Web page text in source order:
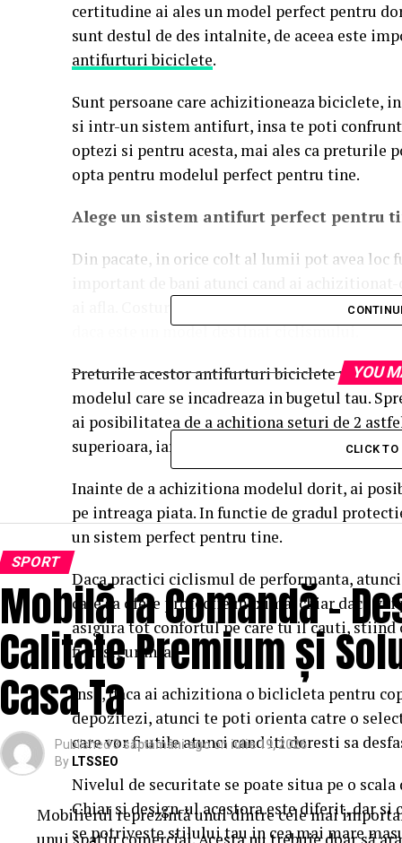
certitudine ai ales un model perfect pentru
sunt destul de des intalnite, de aceea este
antifurturi biciclete.
Sunt persoane care achizitioneaza biciclete,
si intr-un sistem antifurt, insa te poti
optezi si pentru acesta, mai ales ca preturile
opta pentru modelul perfect pentru tine.
Alege un sistem antifurt perfect pentru
Din pacate, in orice colt al lumii pot avea loc
ai afla. Costurile unui astfel de sistem sunt
daca este un model destinat ciclismului.
Preturile acestor antifurturi biciclete variaza
modelul care se incadreaza in bugetul tau.
ai posibilitatea de a achitiona seturi de 2
superioara, iar costul este de 670 RON.
Inainte de a achizitiona modelul dorit, ai
pe intreaga piata. In functie de gradul
un sistem perfect pentru tine.
Daca practici ciclismul de performanta,
care sa ofere protectie maxima, chiar daca
asigura tot confortul pe care tu il cauti,
fi in siguranta.
Insa, daca ai achizitiona o biclicleta pentru
depozitezi, atunci te poti orienta catre o
care vor fi utile atunci cand iti doresti sa
Nivelul de securitate se poate situa pe o
Chiar si design-ul acestora este diferit, dar
se potriveste stilului tau in cea mai mare
YOU
CLICK
SPORT
Mobilă la Comandă –
Calitate Premium și
Casa Ta
Published3 săptămâni agoon iulie 19, 2026
By LTSSEO
Mobilierul reprezintă unul dintre cele mai